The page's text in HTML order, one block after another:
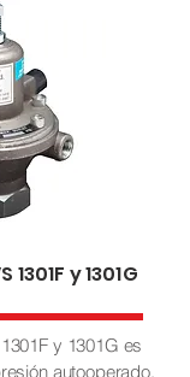
y 1301G
y 1301G es
autooperado.